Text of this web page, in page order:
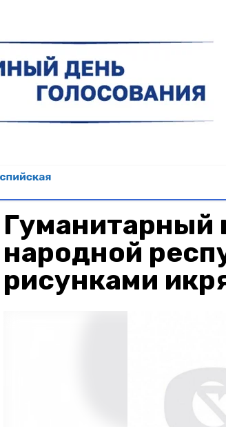
Гуманитарный
народной
рисунками